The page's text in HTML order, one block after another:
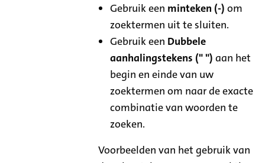
Gebruik een minteken (-) om
zoektermen uit te sluiten.
Gebruik een Dubbele
aanhalingstekens (" ") aan het
begin en einde van uw
zoektermen om naar de exacte
combinatie van woorden te
zoeken.
Voorbeelden van het gebruik van